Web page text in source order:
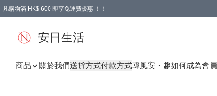
凡購物滿 HK$ 600 即享免運費優惠 ！！
安日生活
商品 關於我們送貨方式付款方式韓風安・趣如何成為會員